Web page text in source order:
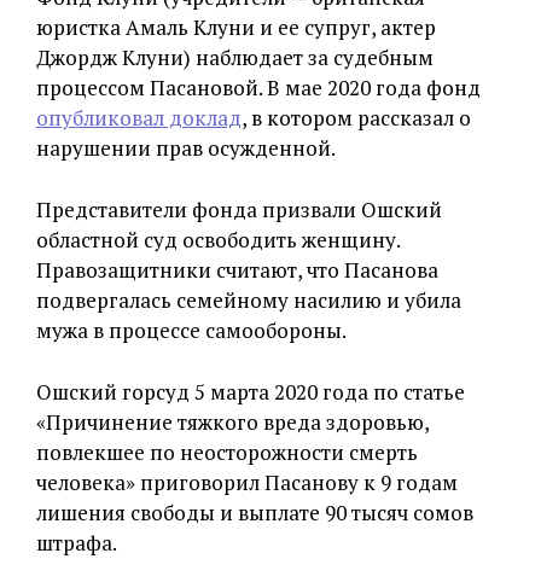
юристка Амаль Клуни и ее супруг, актер
Джордж Клуни) наблюдает за судебным
процессом Пасановой. В мае 2020 года фонд
опубликовал доклад, в котором рассказал о
нарушении прав осужденной.
Представители фонда призвали Ошский
областной суд освободить женщину.
Правозащитники считают, что Пасанова
подвергалась семейному насилию и убила
мужа в процессе самообороны.
Ошский горсуд 5 марта 2020 года по статье
«Причинение тяжкого вреда здоровью,
повлекшее по неосторожности смерть
человека» приговорил Пасанову к 9 годам
лишения свободы и выплате 90 тысяч сомов
штрафа.